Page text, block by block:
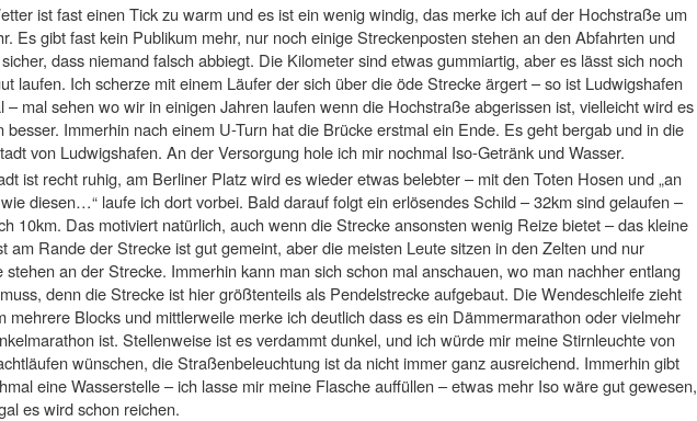
ist fast einen Tick zu warm und es ist ein wenig windig, das merke ich auf der Hochstraße um
Es gibt fast kein Publikum mehr, nur noch einige Streckenposten stehen an den Abfahrten und
dass niemand falsch abbiegt. Die Kilometer sind etwas gummiartig, aber es lässt sich noch
laufen. Ich scherze mit einem Läufer der sich über die öde Strecke ärgert – so ist Ludwigshafen
– mal sehen wo wir in einigen Jahren laufen wenn die Hochstraße abgerissen ist, vielleicht wird es
besser. Immerhin nach einem U-Turn hat die Brücke erstmal ein Ende. Es geht bergab und in die
von Ludwigshafen. An der Versorgung hole ich mir nochmal Iso-Getränk und Wasser.
ist recht ruhig, am Berliner Platz wird es wieder etwas belebter – mit den Toten Hosen und „an
diesen…“ laufe ich dort vorbei. Bald darauf folgt ein erlösendes Schild – 32km sind gelaufen –
10km. Das motiviert natürlich, auch wenn die Strecke ansonsten wenig Reize bietet – das kleine
am Rande der Strecke ist gut gemeint, aber die meisten Leute sitzen in den Zelten und nur
stehen an der Strecke. Immerhin kann man sich schon mal anschauen, wo man nachher entlang
denn die Strecke ist hier größtenteils als Pendelstrecke aufgebaut. Die Wendeschleife zieht
mehrere Blocks und mittlerweile merke ich deutlich dass es ein Dämmermarathon oder vielmehr
ist. Stellenweise ist es verdammt dunkel, und ich würde mir meine Stirnleuchte von
wünschen, die Straßenbeleuchtung ist da nicht immer ganz ausreichend. Immerhin gibt
eine Wasserstelle – ich lasse mir meine Flasche auffüllen – etwas mehr Iso wäre gut gewesen,
es wird schon reichen.